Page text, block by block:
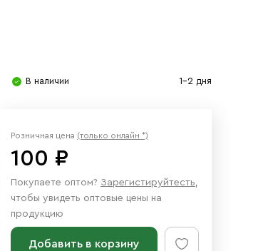
В наличии 1-2 дня
Розничная цена (только онлайн *)
100 ₽
Покупаете оптом? Зарегистируйтесть,
чтобы увидеть оптовые цены на
продукцию
Добавить в корзину